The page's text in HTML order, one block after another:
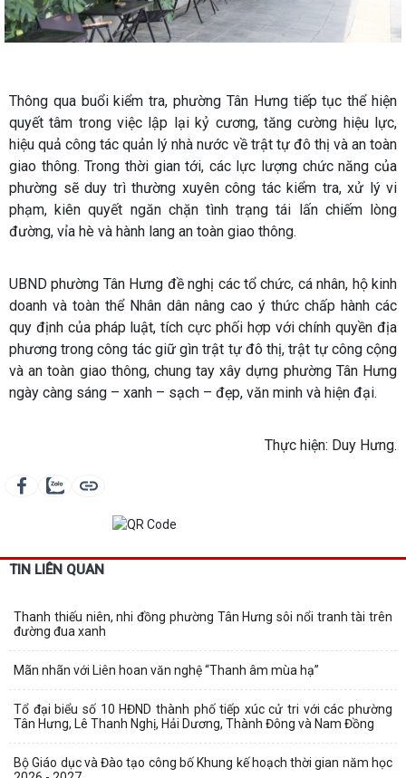
Thông qua buổi kiểm tra, phường Tân Hưng tiếp tục thể hiện
quyết tâm trong việc lập lại kỷ cương, tăng cường hiệu lực,
hiệu quả công tác quản lý nhà nước về trật tự đô thị và an toàn
giao thông. Trong thời gian tới, các lực lượng chức năng của
phường sẽ duy trì thường xuyên công tác kiểm tra, xử lý vi
phạm, kiên quyết ngăn chặn tình trạng tái lấn chiếm lòng
đường, vỉa hè và hành lang an toàn giao thông.
UBND phường Tân Hưng đề nghị các tổ chức, cá nhân, hộ kinh
doanh và toàn thể Nhân dân nâng cao ý thức chấp hành các
quy định của pháp luật, tích cực phối hợp với chính quyền địa
phương trong công tác giữ gìn trật tự đô thị, trật tự công cộng
và an toàn giao thông, chung tay xây dựng phường Tân Hưng
ngày càng sáng – xanh – sạch – đẹp, văn minh và hiện đại.
Thực hiện: Duy Hưng.
TIN LIÊN QUAN
Thanh thiếu niên, nhi đồng phường Tân Hưng sôi nổi tranh tài trên
đường đua xanh
Mãn nhãn với Liên hoan văn nghệ “Thanh âm mùa hạ”
Tổ đại biểu số 10 HĐND thành phố tiếp xúc cử tri với các phường
Tân Hưng, Lê Thanh Nghị, Hải Dương, Thành Đông và Nam Đồng
Bộ Giáo dục và Đào tạo công bố Khung kế hoạch thời gian năm học